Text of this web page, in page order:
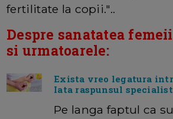
fertilitate la copii."..
Despre sanatatea
si urmatoarele:
Exista vreo legatura
Iata raspunsul
Pe langa faptul ca